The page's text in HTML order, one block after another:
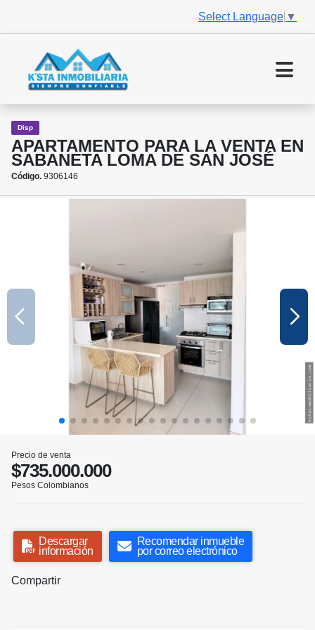
Select Language ▼
Disp
APARTAMENTO PARA LA VENTA EN
SABANETA LOMA DE SAN JOSÉ
Código. 9306146
Precio de venta
$735.000.000
Pesos Colombianos
Descargar
información
Recomendar inmueble
por correo electrónico
Compartir